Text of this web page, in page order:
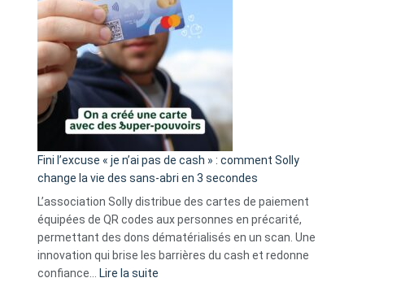
Fini l’excuse « je n’ai pas de cash » : comment Solly
change la vie des sans-abri en 3 secondes
L’association Solly distribue des cartes de paiement
équipées de QR codes aux personnes en précarité,
permettant des dons dématérialisés en un scan. Une
innovation qui brise les barrières du cash et redonne
confiance… Lire la suite